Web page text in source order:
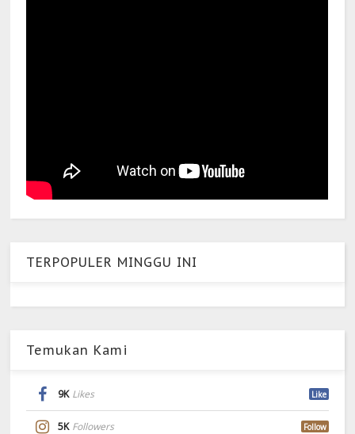
TERPOPULER MINGGU INI
Temukan Kami
9K Likes Like
5K Followers Follow